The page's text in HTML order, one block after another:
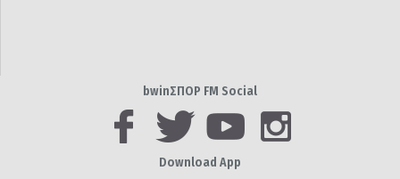
bwinΣΠΟΡ FM Social
Download App